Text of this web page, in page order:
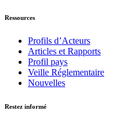
Ressources
Profils d’Acteurs
Articles et Rapports
Profil pays
Veille Réglementaire
Nouvelles
Restez informé